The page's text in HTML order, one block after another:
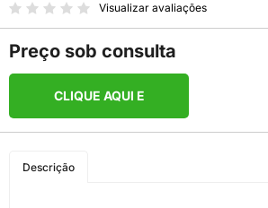
Visualizar avaliações
Preço sob consulta
CLIQUE AQUI E
Descrição